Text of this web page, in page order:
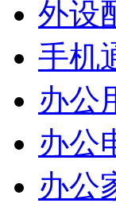
外设
手机
办公
办公
办公